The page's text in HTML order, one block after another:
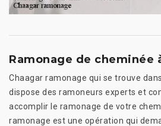
Ramonage de cheminée
Chaagar ramonage qui se trouve
dispose des ramoneurs experts et
accomplir le ramonage de votre
ramonage est une opération qui